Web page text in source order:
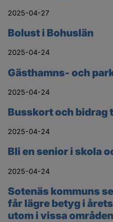
2025-04-27
Bolust i Bohuslän
2025-04-24
Gästhamns- och
2025-04-24
Busskort och bidrag
2025-04-24
Bli en senior i skola
2025-04-24
Sotenäs kommuns
får lägre betyg i
utom i vissa områden